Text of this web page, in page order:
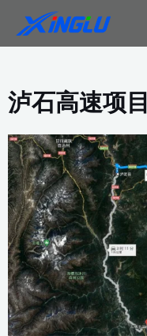
内
泸石高速项目